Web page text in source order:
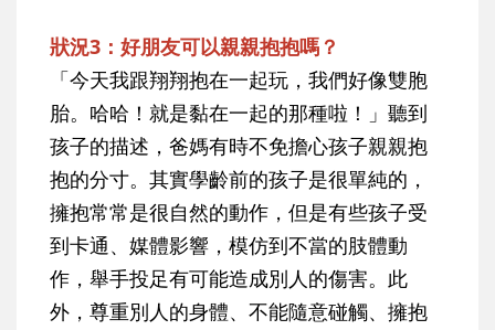
狀況3：好朋友可以親親抱抱嗎？
「今天我跟翔翔抱在一起玩，我們好像雙胞
胎。哈哈！就是黏在一起的那種啦！」聽到
孩子的描述，爸媽有時不免擔心孩子親親抱
抱的分寸。其實學齡前的孩子是很單純的，
擁抱常常是很自然的動作，但是有些孩子受
到卡通、媒體影響，模仿到不當的肢體動
作，舉手投足有可能造成別人的傷害。此
外，尊重別人的身體、不能隨意碰觸、擁抱